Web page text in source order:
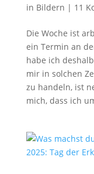
in Bildern | 11
Die Woche ist
ein Termin an
habe ich
mir in solchen
zu handeln, ist
mich, dass ich